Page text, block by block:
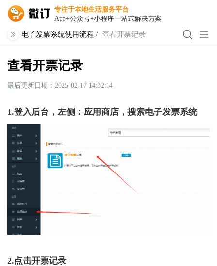
专注于本地生活服务平台
App+公众号+小程序一站式解决方案
电子发票系统使用流程 / 查看开票记录
查看开票记录
最后更新日期：2025-02-17 14:32:14
1.登入后台，左侧：应用商店，搜索电子发票系统
2.点击开票记录